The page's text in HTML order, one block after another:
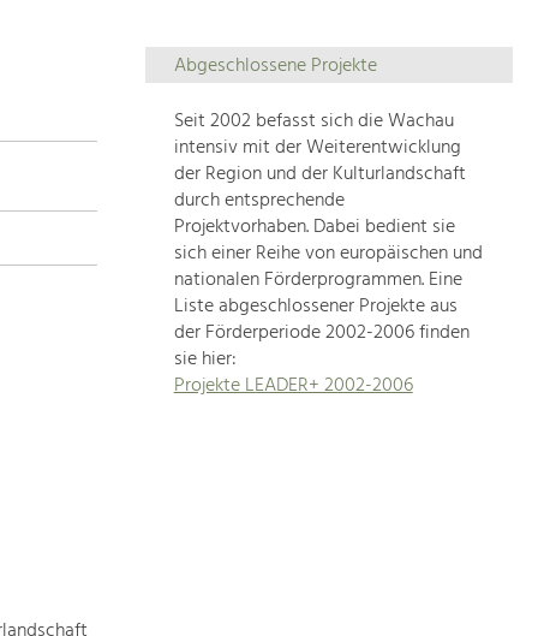
Overview
of
topics
Development
within
our
region
is
extremely
diverse.
Which
Abgeschlossene Projekte
Seit 2002 befasst sich die Wachau
intensiv mit der Weiterentwicklung
der Region und der Kulturlandschaft
durch entsprechende
Projektvorhaben. Dabei bedient sie
sich einer Reihe von europäischen und
nationalen Förderprogrammen. Eine
Liste abgeschlossener Projekte aus
der Förderperiode 2002-2006 finden
sie hier:
Projekte LEADER+ 2002-2006